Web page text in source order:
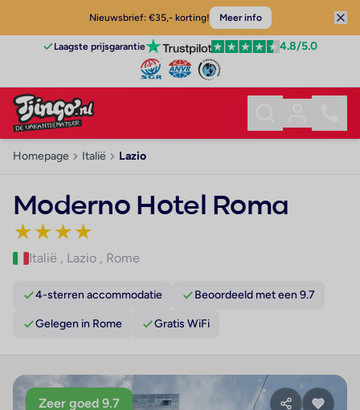
Nieuwsbrief: €35,- korting! Meer info
Laagste prijsgarantie 4.8/5.0
Homepage Italië Lazio
Moderno Hotel Roma
★★★★
Italië , Lazio , Rome
4-sterren accommodatie Beoordeeld met een 9.7
Gelegen in Rome Gratis WiFi
Zeer goed 9.7